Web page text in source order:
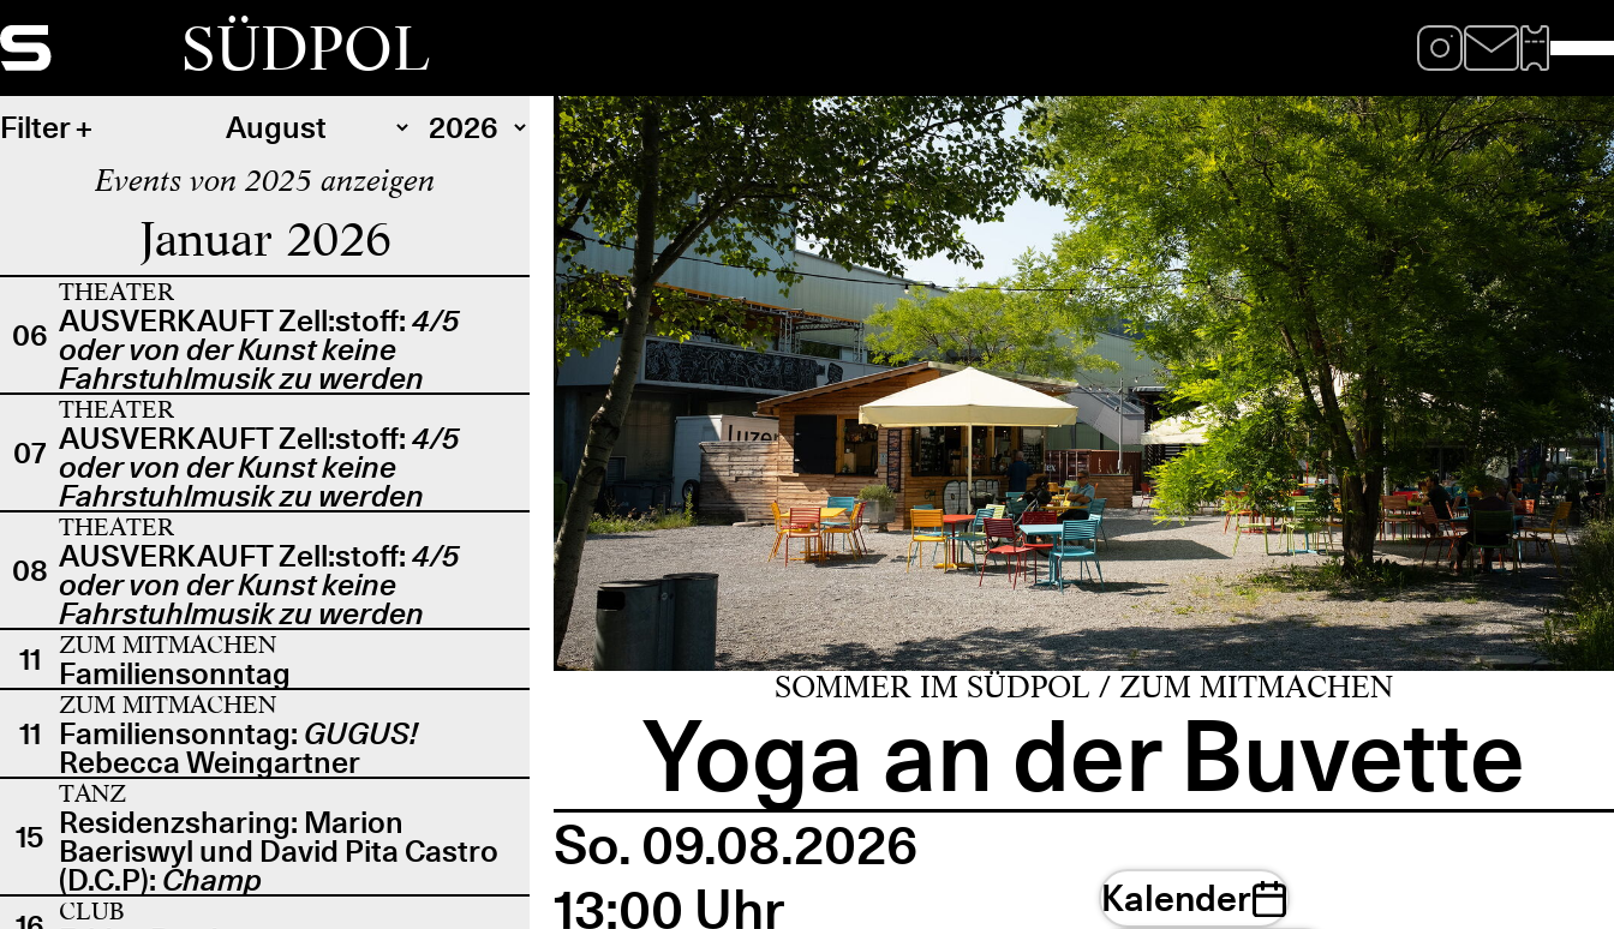
SÜDPOL
Filter
Events von 2025 anzeigen
Januar 2026
06
THEATER
AUSVERKAUFT Zell:stoff: 4/5
oder von der Kunst keine
Fahrstuhlmusik zu werden
07
THEATER
AUSVERKAUFT Zell:stoff: 4/5
oder von der Kunst keine
Fahrstuhlmusik zu werden
08
THEATER
AUSVERKAUFT Zell:stoff: 4/5
oder von der Kunst keine
Fahrstuhlmusik zu werden
11
ZUM MITMACHEN
Familiensonntag
11
ZUM MITMACHEN
Familiensonntag: GUGUS!
Rebecca Weingartner
15
TANZ
Residenzsharing: Marion
Baeriswyl und David Pita Castro
(D.C.P): Champ
CLUB
SOMMER IM SÜDPOL / ZUM MITMACHEN
Yoga an der Buvette
So. 09.08.2026
13:00 Uhr
Kalender